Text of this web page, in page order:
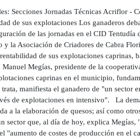
Secciones Jornadas Técnicas Acriflor -
de sus explotaciones Los ganaderos
de las jornadas en el CID
y la Asociación de Criadores de Cabra
de sus explotaciones caprinas,
Megías, presidente de la
caprinas en el municipio,
trata, manifiesta el ganadero de "un
de explotaciones en intensivo". La
a la elaboración de quesos; así como
sector que, al día de hoy, explica
"aumento de costes de producción en el